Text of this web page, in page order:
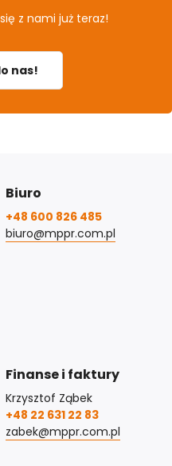
z nami już teraz!
nas!
Biuro
+48 600 826 485
biuro@mppr.com.pl
Finanse i faktury
Krzysztof Ząbek
+48 22 631 22 83
zabek@mppr.com.pl